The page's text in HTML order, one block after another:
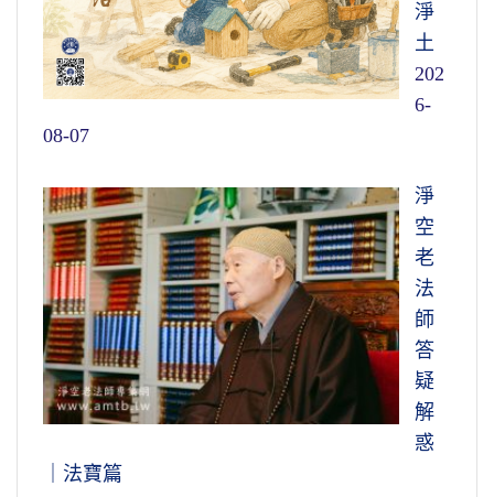
淨
土
202
6-
08-07
淨
空
老
法
師
答
疑
解
惑
｜法寶篇